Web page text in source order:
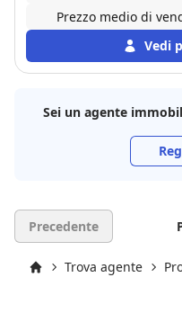
Prezzo medio di
Vedi
Sei un agente
Precedente
Trova agente